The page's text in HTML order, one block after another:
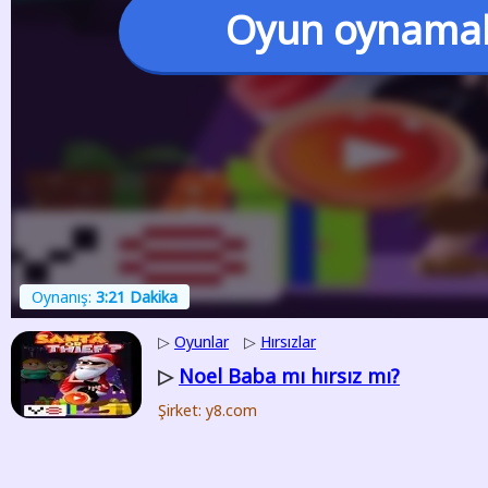
Oyun
Oynanış: 3:21 Dakika
▷ Oyunlar ▷ Hırsızlar
▷ Noel Baba mı hırsız mı?
Şirket: y8.com